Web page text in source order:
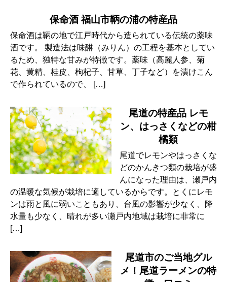
保命酒 福山市鞆の浦の特産品
保命酒は鞆の地で江戸時代から造られている伝統の薬味
酒です。 製造法は味醂（みりん）の工程を基本としてい
るため、独特な甘みが特徴です。薬味（高麗人参、菊
花、黄精、桂皮、枸杞子、甘草、丁子など）を漬けこん
で作られているので、 […]
尾道の特産品 レモ
ン、はっさくなどの柑
橘類
尾道でレモンやはっさくな
どのかんきつ類の栽培が盛
んになった理由は、瀬戸内
の温暖な気候が栽培に適しているからです。とくにレモ
ンは雨と風に弱いこともあり、台風の影響が少なく、降
水量も少なく、晴れが多い瀬戸内地域は栽培に非常に
[…]
尾道市のご当地グル
メ！尾道ラーメンの特